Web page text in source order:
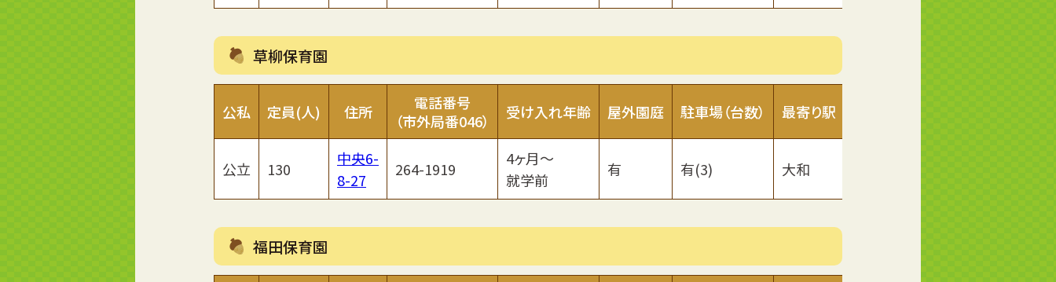
草柳保育園
公私 定員(人) 住所
電話番号
（市外局番046）
受け入れ年齢 屋外園庭 駐車場（台数） 最寄り駅
公立 130
中央6-
8-27
264-1919
4ヶ月～
就学前
有 有(3) 大和
福田保育園